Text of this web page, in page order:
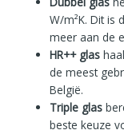
W/m²K. Dit is
meer aan de
HR++ glas
de meest
België.
Triple glas
beste keuze